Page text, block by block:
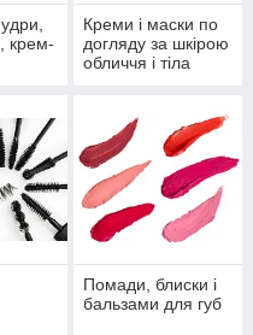
крем-
Креми і маски по
догляду за шкірою
обличчя і тіла
Помади, блиски і
бальзами для губ